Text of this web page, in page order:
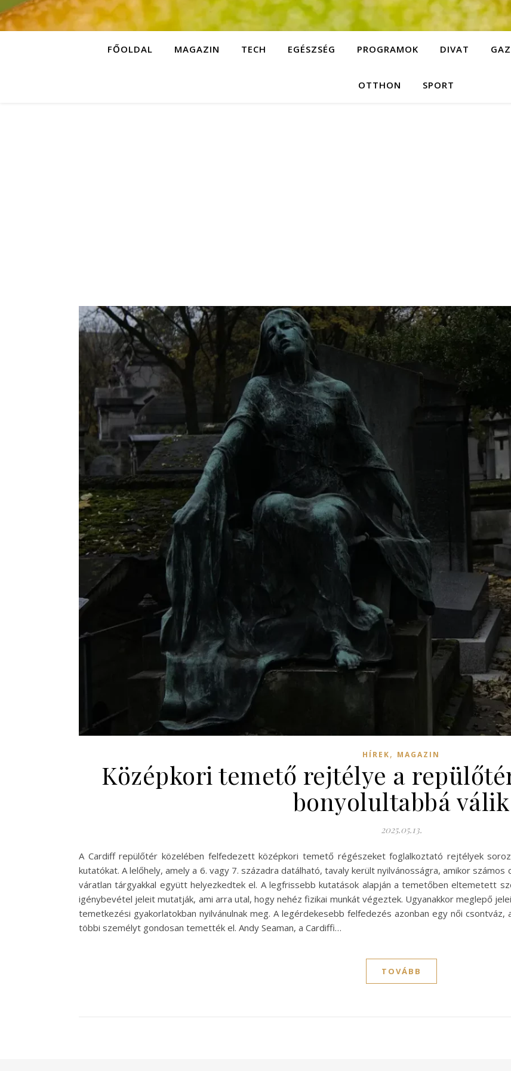
FŐOLDAL MAGAZIN TECH EGÉSZSÉG PROGRAMOK DIVAT
OTTHON SPORT
HÍREK, MAGAZIN
Középkori temető rejtélye a
bonyolultabbá válik
2025.05.13.
A Cardiff repülőtér közelében felfedezett középkori temető régészeket foglalkoztató rejtélyek
kutatókat. A lelőhely, amely a 6. vagy 7. századra datálható, tavaly került nyilvánosságra, amikor
váratlan tárgyakkal együtt helyezkedtek el. A legfrissebb kutatások alapján a temetőben eltemetett
igénybevétel jeleit mutatják, ami arra utal, hogy nehéz fizikai munkát végeztek. Ugyanakkor meglepő
temetkezési gyakorlatokban nyilvánulnak meg. A legérdekesebb felfedezés azonban egy női
többi személyt gondosan temették el. Andy Seaman, a Cardiffi…
TOVÁBB